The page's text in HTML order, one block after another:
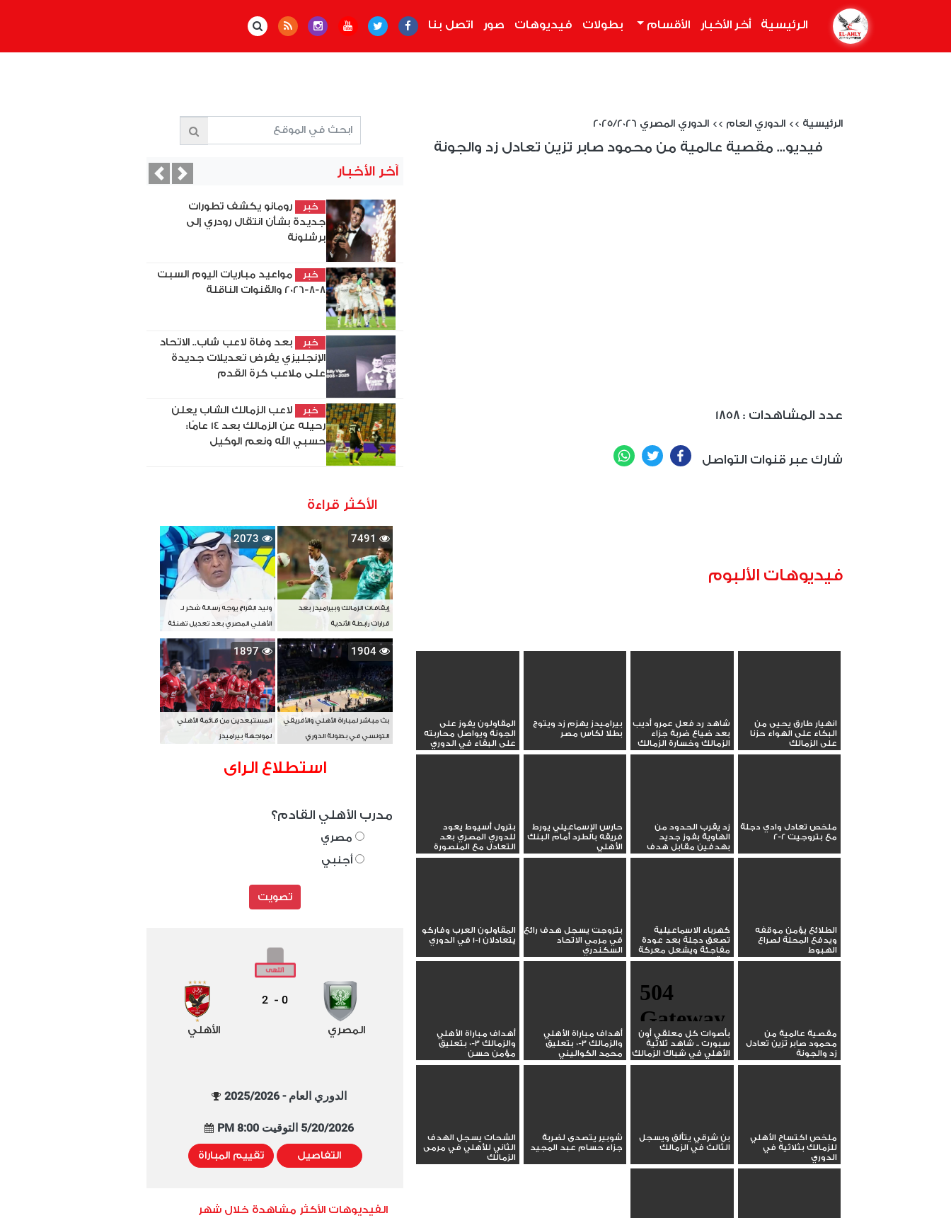
الرئيسية أخر الأخبار الأقسام بطولات فيديوهات صور اتصل بنا
الرئيسية >> الدوري العام >> الدوري المصري 2025/2026
فيديو... مقصية عالمية من محمود صابر تزين تعادل زد والجونة
1858 : عدد المشاهدات
شارك عبر قنوات التواصل Facebook
Twitter
WhatsApp
فيديوهات الألبوم
انهيار طارق يحيى من
البكاء على الهواء حزنا
على الزمالك
شاهد رد فعل عمرو أديب
بعد ضياع ضربة جزاء
الزمالك وخسارة الزمالك
بيراميدز يهزم زد ويتوج
بطلا لكاس مصر
المقاولون يفوز على
الجونة ويواصل محاربته
على البقاء في الدوري
ملخص تعادل وادي دجلة
مع بتروجيت 2-2
زد يقرب الحدود من
الهاوية بفوز جديد
بهدفين مقابل هدف
حارس الإسماعيلي يورط
فريقه بالطرد أمام البنك
الأهلي
بترول أسيوط يعود
للدوري المصري بعد
التعادل مع المنصورة
الطلائع يؤمن موقفه
ويدفع المحلة لصراع
الهبوط
كهرباء الاسماعيلية
تصعق دجلة بعد عودة
مفاجئة ويشعل معركة
البقاء
بتروجت يسجل هدف رائع
في مرمي الاتحاد
السكندري
المقاولون العرب وفاركو
يتعادلان 1-1 في الدوري
مقصية عالمية من
محمود صابر تزين تعادل
زد والجونة
بأصوات كل معلقي أون
سبورت .. شاهد ثلاثية
الأهلي في شباك الزمالك
أهداف مباراة الأهلي
والزمالك 3-0 بتعليق
محمد الكواليني
أهداف مباراة الأهلي
والزمالك 3-0 بتعليق
مؤمن حسن
ملخص اكتساح الأهلي
للزمالك بثلاثية في
الدوري
بن شرقي يتألق ويسجل
الثالث في الزمالك
شوبير يتصدى لضربة
جزاء حسام عبد المجيد
الشحات يسجل الهدف
الثاني للأهلي في مرمى
الزمالك
آخر الأخبار
خبر
رومانو يكشف تطورات
جديدة بشأن انتقال رودري إلى
برشلونة
خبر
مواعيد مباريات اليوم السبت
8-8-2026 والقنوات الناقلة
خبر
بعد وفاة لاعب شاب.. الاتحاد
الإنجليزي يفرض تعديلات جديدة
على ملاعب كرة القدم
خبر
لاعب الزمالك الشاب يعلن
رحيله عن الزمالك بعد 14 عامًا:
حسبي الله ونعم الوكيل
PreviousNext
الأكثر قراءة
7491
إيقافات الزمالك وبيراميدز بعد
قرارات رابطة الأندية
2073
وليد الفراج يوجه رسالة شكر لـ
الأهلي المصري بعد تعديل تهنئة
بطل آسيا
1904
بث مباشر لمباراة الأهلي والأفريقي
التونسي في بطولة الدوري
1897
المستبعدين من قائمة الأهلي
لمواجهة بيراميدز
استطلاع الراى
مدرب الأهلي القادم؟
مصري
أجنبي
تصويت
المصري
0
-
2
الأهلي
الدوري العام - 2025/2026
5/20/2026 التوقيت 8:00 PM
التفاصيل تقييم المباراة
الفيديوهات الأكثر مشاهدة خلال شهر